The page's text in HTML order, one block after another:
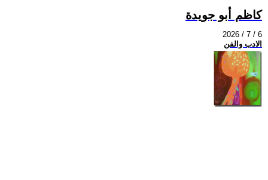
كاظم أبو جويدة
2026 / 7 / 6
الادب والفن